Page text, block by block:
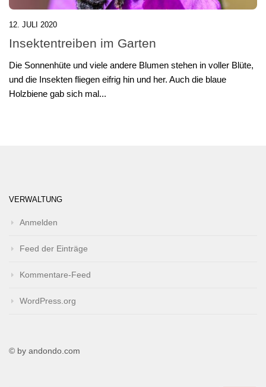
12. JULI 2020
Insektentreiben im Garten
Die Sonnenhüte und viele andere Blumen stehen in voller Blüte,
und die Insekten fliegen eifrig hin und her. Auch die blaue
Holzbiene gab sich mal...
VERWALTUNG
Anmelden
Feed der Einträge
Kommentare-Feed
WordPress.org
© by andondo.com